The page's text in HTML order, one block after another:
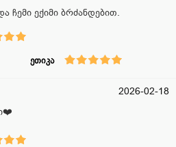
ექიმი ბრძანდებით.
ეთიკა
2026-02-18